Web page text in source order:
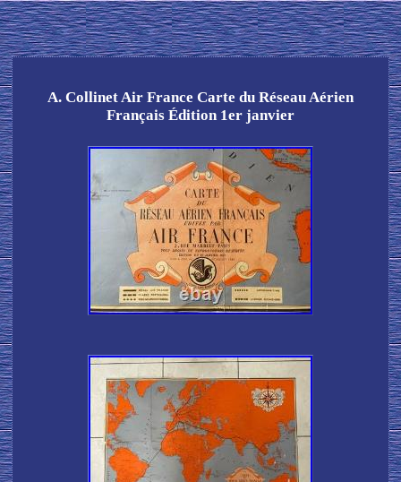
A. Collinet Air France Carte du Réseau Aérien
Français Édition 1er janvier